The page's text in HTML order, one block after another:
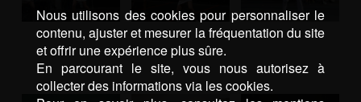
Nous utilisons des cookies pour personnaliser le
contenu, ajuster et mesurer la fréquentation du site
et offrir une expérience plus sûre.
En parcourant le site, vous nous autorisez à
collecter des informations via les cookies.